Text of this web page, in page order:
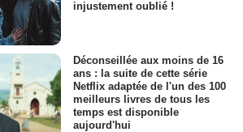
injustement oublié !
Déconseillée aux moins de 16
ans : la suite de cette série
Netflix adaptée de l'un des 100
meilleurs livres de tous les
temps est disponible
aujourd'hui